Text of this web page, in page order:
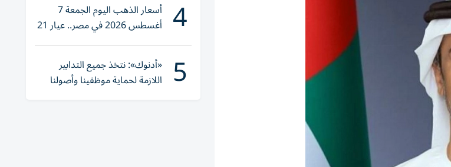
4 أسعار الذهب اليوم الجمعة 7
أغسطس 2026 في مصر.. عيار 21
يقترب من هذا الرقم
5 «أدنوك»: نتخذ جميع التدابير
اللازمة لحماية موظفينا وأصولنا